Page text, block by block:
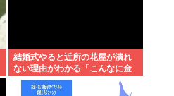
結婚式やると近所の花屋が潰れ
ない理由がわかる「こんなに金
取るのかよ！？」って驚くぞ